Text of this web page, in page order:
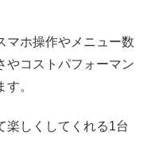
マホ操作やメニュー数
やコストパフォーマン
。
楽しくしてくれる1台